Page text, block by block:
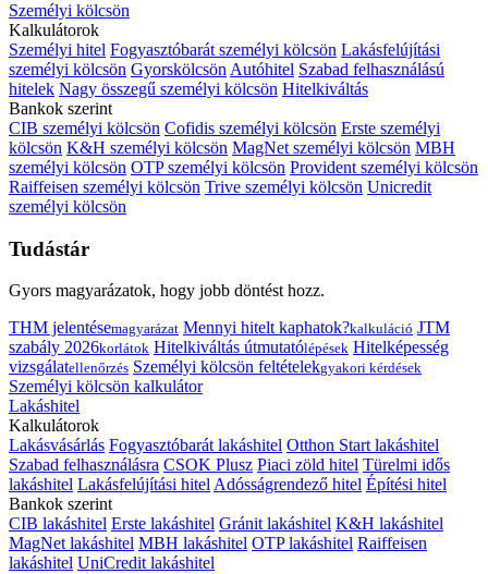
Személyi kölcsön
Kalkulátorok
Személyi hitel Fogyasztóbarát személyi kölcsön Lakásfelújítási
személyi kölcsön Gyorskölcsön Autóhitel Szabad felhasználású
hitelek Nagy összegű személyi kölcsön Hitelkiváltás
Bankok szerint
CIB személyi kölcsön Cofidis személyi kölcsön Erste személyi
kölcsön K&H személyi kölcsön MagNet személyi kölcsön MBH
személyi kölcsön OTP személyi kölcsön Provident személyi kölcsön
Raiffeisen személyi kölcsön Trive személyi kölcsön Unicredit
személyi kölcsön
Tudástár
Gyors magyarázatok, hogy jobb döntést hozz.
THM jelentésemagyarázat Mennyi hitelt kaphatok?kalkuláció JTM
szabály 2026korlátok Hitelkiváltás útmutatólépések Hitelképesség
vizsgálatellenőrzés Személyi kölcsön feltételekgyakori kérdések
Személyi kölcsön kalkulátor
Lakáshitel
Kalkulátorok
Lakásvásárlás Fogyasztóbarát lakáshitel Otthon Start lakáshitel
Szabad felhasználásra CSOK Plusz Piaci zöld hitel Türelmi idős
lakáshitel Lakásfelújítási hitelAdósságrendező hitel Építési hitel
Bankok szerint
CIB lakáshitel Erste lakáshitel Gránit lakáshitel K&H lakáshitel
MagNet lakáshitel MBH lakáshitel OTP lakáshitel Raiffeisen
lakáshitel UniCredit lakáshitel